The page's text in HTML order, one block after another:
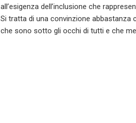
all’esigenza dell’inclusione che
Si tratta di una convinzione abbastanza
che sono sotto gli occhi di tutti e che